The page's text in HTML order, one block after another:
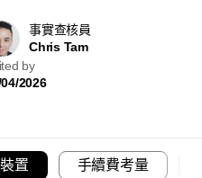
事實查核員
Chris Tam
by
2026
置 手續費考量